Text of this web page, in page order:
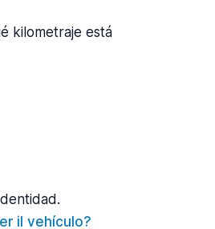
kilometraje está
il vehículo?